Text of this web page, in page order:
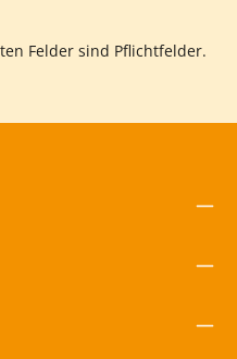
Felder sind Pflichtfelder.